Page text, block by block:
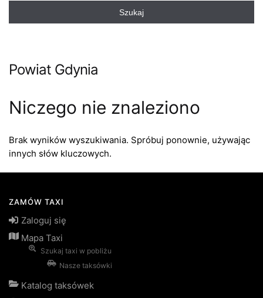
Szukaj
Powiat Gdynia
Niczego nie znaleziono
Brak wyników wyszukiwania. Spróbuj ponownie, używając
innych słów kluczowych.
ZAMÓW TAXI
Zaloguj się
Mapa Taxi
Szukaj taxi w pobliżu
Nasze taksówki
Katalog taksówek